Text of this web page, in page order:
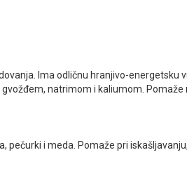
Ima odličnu hranjivo-energetsku
natrimom i kaliumom.
pečurki i meda. Pomaže pri